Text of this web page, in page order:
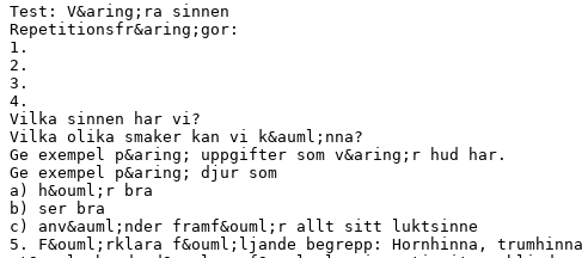
Test: V&aring;ra sinnen
Repetitionsfr&aring;gor:
1.
2.
3.
4.
Vilka sinnen har vi?
Vilka olika smaker kan vi k&auml;nna?
Ge exempel p&aring; uppgifter som v&aring;r hud har.
Ge exempel p&aring; djur som
a) h&ouml;r bra
b) ser bra
c) anv&auml;nder framf&ouml;r allt sitt luktsinne
5. F&ouml;rklara f&ouml;ljande begrepp: Hornhinna,